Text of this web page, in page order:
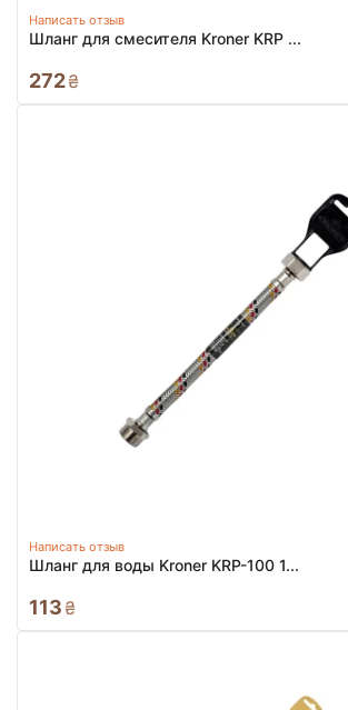
Написать отзыв
Шланг для смесителя Kroner KRP ...
272₴
Написать отзыв
Шланг для воды Kroner KRP-100 1...
113 ₴